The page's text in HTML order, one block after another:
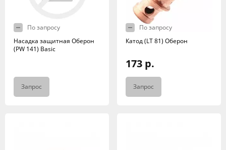
По запросу
Насадка защитная Оберон
(PW 141) Basic
Запрос
По запросу
Катод (LT 81) Оберон
173 р.
Запрос